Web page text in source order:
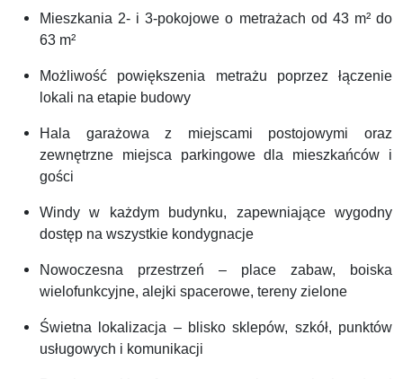
Mieszkania 2- i 3-pokojowe o metrażach od 43 m² do
63 m²
Możliwość powiększenia metrażu poprzez łączenie
lokali na etapie budowy
Hala garażowa z miejscami postojowymi oraz
zewnętrzne miejsca parkingowe dla mieszkańców i
gości
Windy w każdym budynku, zapewniające wygodny
dostęp na wszystkie kondygnacje
Nowoczesna przestrzeń – place zabaw, boiska
wielofunkcyjne, alejki spacerowe, tereny zielone
Świetna lokalizacja – blisko sklepów, szkół, punktów
usługowych i komunikacji